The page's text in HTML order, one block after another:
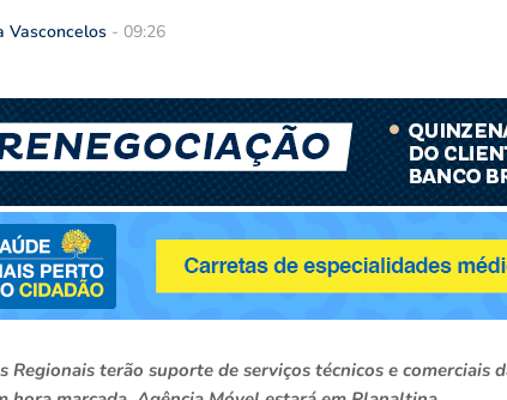
Vasconcelos - 09:26
Regionais terão suporte de serviços técnicos e